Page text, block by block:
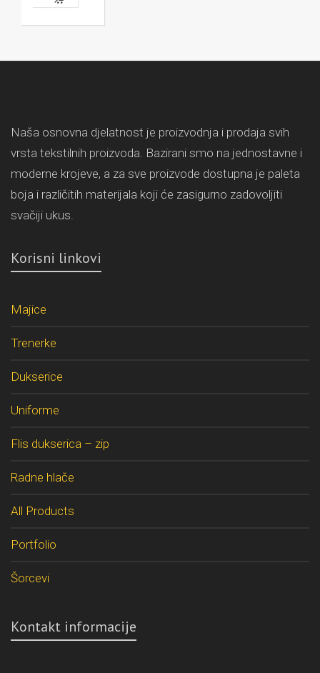
Naša osnovna djelatnost je proizvodnja i prodaja svih
vrsta tekstilnih proizvoda. Bazirani smo na jednostavne i
moderne krojeve, a za sve proizvode dostupna je paleta
boja i različitih materijala koji će zasigurno zadovoljiti
svačiji ukus.
Korisni linkovi
Majice
Trenerke
Dukserice
Uniforme
Flis dukserica – zip
Radne hlače
All Products
Portfolio
Šorcevi
Kontakt informacije